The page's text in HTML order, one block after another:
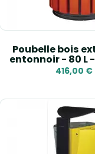
Poubelle bois
entonnoir - 80 L -
416,00 €